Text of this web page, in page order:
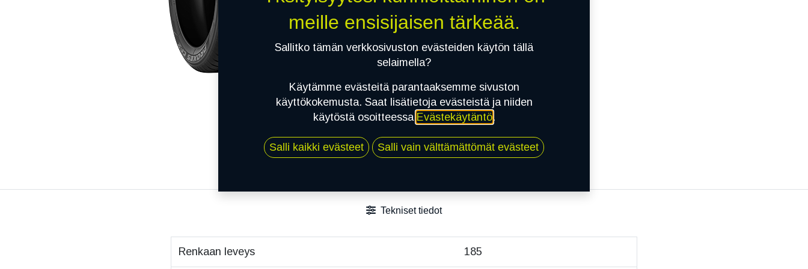
Tekniset tiedot
Renkaan leveys 185
meille ensisijaisen tärkeää.
Sallitko tämän verkkosivuston evästeiden käytön tällä
selaimella?
Käytämme evästeitä parantaaksemme sivuston
käyttökokemusta. Saat lisätietoja evästeistä ja niiden
käytöstä osoitteessa Evästekäytäntö.
Salli kaikki evästeet Salli vain välttämättömät evästeet